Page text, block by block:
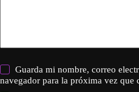
Guarda mi nombre, correo
navegador para la próxima vez que